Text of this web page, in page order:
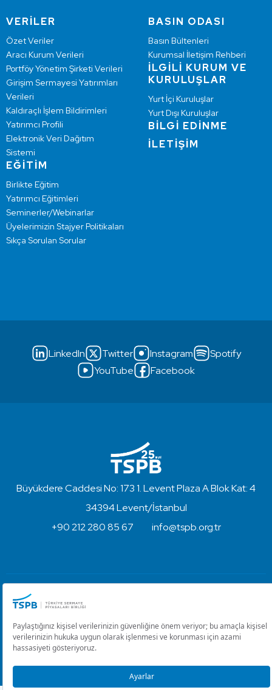
VERİLER
Özet Veriler
Aracı Kurum Verileri
Portföy Yönetim Şirketi Verileri
Girişim Sermayesi Yatırımları
Verileri
Kaldıraçlı İşlem Bildirimleri
Yatırımcı Profili
Elektronik Veri Dağıtım
Sistemi
EĞİTİM
Birlikte Eğitim
Yatırımcı Eğitimleri
Seminerler/Webinarlar
Üyelerimizin Stajyer Politikaları
Sıkça Sorulan Sorular
BASIN ODASI
Basın Bültenleri
Kurumsal İletişim Rehberi
İLGİLİ KURUM VE
KURULUŞLAR
Yurt İçi Kuruluşlar
Yurt Dışı Kuruluşlar
BİLGİ EDİNME
İLETİŞİM
LinkedIn Twitter Instagram
Spotify
YouTube
Facebook
Büyükdere Caddesi No: 173 1. Levent Plaza A Blok Kat: 4
34394 Levent/İstanbul
+90 212 280 85 67
info@tspb.org.tr
Kullanım Koşulları ve Gizlilik
Çerez Ayarlarını Düzenle